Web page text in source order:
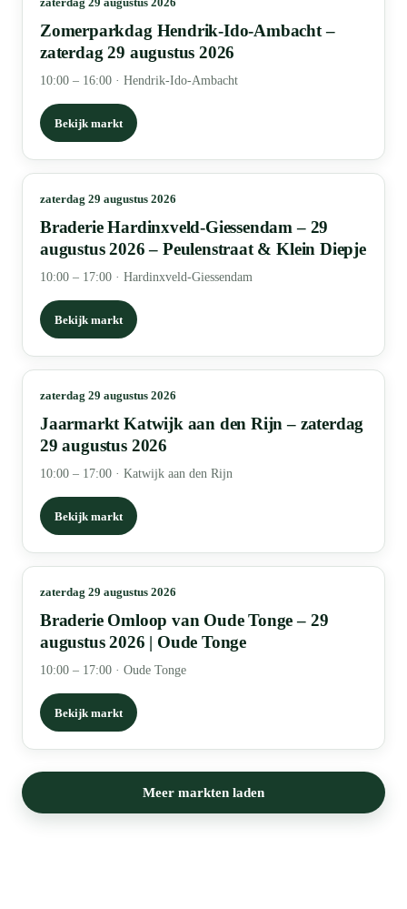
Zomerparkdag Hendrik-Ido-Ambacht –
zaterdag 29 augustus 2026
10:00 – 16:00 · Hendrik-Ido-Ambacht
Bekijk markt
zaterdag 29 augustus 2026
Braderie Hardinxveld-Giessendam – 29
augustus 2026 – Peulenstraat & Klein Diepje
10:00 – 17:00 · Hardinxveld-Giessendam
Bekijk markt
zaterdag 29 augustus 2026
Jaarmarkt Katwijk aan den Rijn – zaterdag
29 augustus 2026
10:00 – 17:00 · Katwijk aan den Rijn
Bekijk markt
zaterdag 29 augustus 2026
Braderie Omloop van Oude Tonge – 29
augustus 2026 | Oude Tonge
10:00 – 17:00 · Oude Tonge
Bekijk markt
Meer markten laden